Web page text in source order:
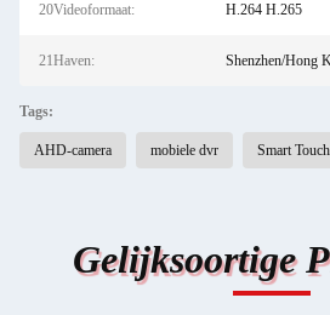
20Videoformaat: H.264 H.265
21Haven: Shenzhen/Hong
Tags:
AHD-camera mobiele dvr Smart
Gelijksoortige